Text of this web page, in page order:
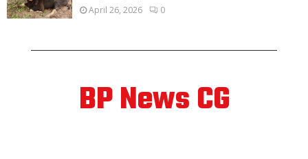
April 26, 2026 0
BP News CG